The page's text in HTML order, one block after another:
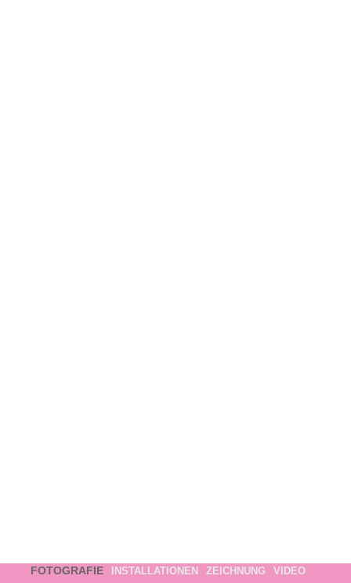
FOTOGRAFIE INSTALLATIONEN ZEICHNUNG VIDEO